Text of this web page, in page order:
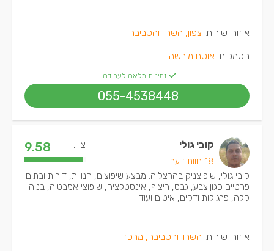
איזורי שירות: צפון, השרון והסביבה
הסמכות: אוטם מורשה
זמינות מלאה לעבודה
055-4538448
קובי גולי
18 חוות דעת
ציון: 9.58
קובי גולי, שיפוצניק בהרצליה. מבצע שיפוצים, חנויות, דירות ובתים
פרטיים כגון:צבע, גבס, ריצוף, אינסטלציה, שיפוצי אמבטיה, בניה
קלה, פרגולות ודקים, איטום ועוד..
איזורי שירות: השרון והסביבה, מרכז